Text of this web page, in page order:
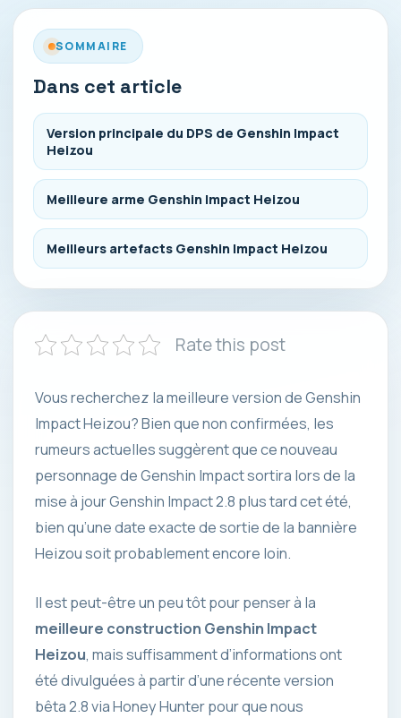
SOMMAIRE
Dans cet article
Version principale du DPS de Genshin Impact
Heizou
Meilleure arme Genshin Impact Heizou
Meilleurs artefacts Genshin Impact Heizou
Rate this post
Vous recherchez la meilleure version de Genshin
Impact Heizou? Bien que non confirmées, les
rumeurs actuelles suggèrent que ce nouveau
personnage de Genshin Impact sortira lors de la
mise à jour Genshin Impact 2.8 plus tard cet été,
bien qu’une date exacte de sortie de la bannière
Heizou soit probablement encore loin.
Il est peut-être un peu tôt pour penser à la
meilleure construction Genshin Impact
Heizou, mais suffisamment d’informations ont
été divulguées à partir d’une récente version
bêta 2.8 via Honey Hunter pour que nous